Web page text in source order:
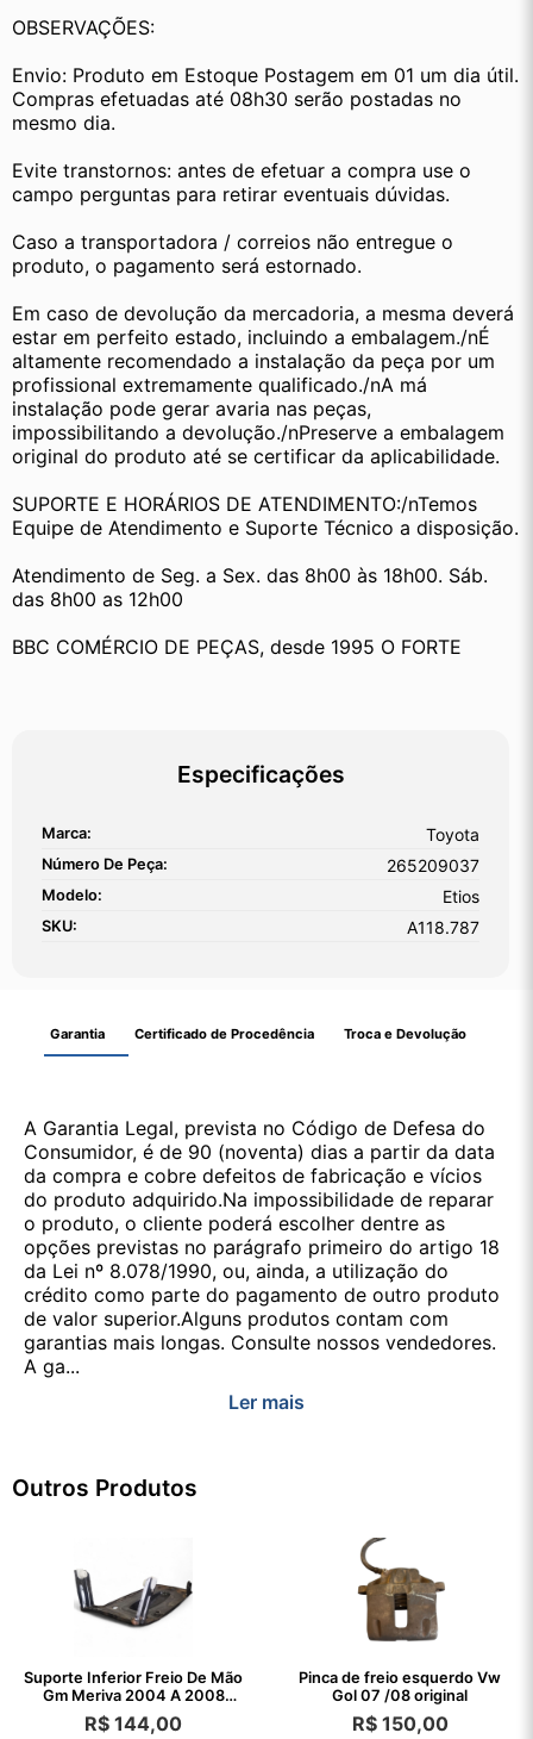
OBSERVAÇÕES:
Envio: Produto em Estoque Postagem em 01 um dia útil.
Compras efetuadas até 08h30 serão postadas no
mesmo dia.
Evite transtornos: antes de efetuar a compra use o
campo perguntas para retirar eventuais dúvidas.
Caso a transportadora / correios não entregue o
produto, o pagamento será estornado.
Em caso de devolução da mercadoria, a mesma deverá
estar em perfeito estado, incluindo a embalagem./nÉ
altamente recomendado a instalação da peça por um
profissional extremamente qualificado./nA má
instalação pode gerar avaria nas peças,
impossibilitando a devolução./nPreserve a embalagem
original do produto até se certificar da aplicabilidade.
SUPORTE E HORÁRIOS DE ATENDIMENTO:/nTemos
Equipe de Atendimento e Suporte Técnico a disposição.
Atendimento de Seg. a Sex. das 8h00 às 18h00. Sáb.
das 8h00 as 12h00
BBC COMÉRCIO DE PEÇAS, desde 1995 O FORTE
Especificações
Marca: Toyota
Número De Peça: 265209037
Modelo: Etios
SKU: A118.787
Garantia Certificado de Procedência Troca e Devolução
A Garantia Legal, prevista no Código de Defesa do
Consumidor, é de 90 (noventa) dias a partir da data
da compra e cobre defeitos de fabricação e vícios
do produto adquirido.Na impossibilidade de reparar
o produto, o cliente poderá escolher dentre as
opções previstas no parágrafo primeiro do artigo 18
da Lei nº 8.078/1990, ou, ainda, a utilização do
crédito como parte do pagamento de outro produto
de valor superior.Alguns produtos contam com
garantias mais longas. Consulte nossos vendedores.
A ga...
Ler mais
Outros Produtos
Suporte Inferior Freio De Mão
Gm Meriva 2004 A 2008
Original
R$ 144,00
Pinca de freio esquerdo Vw
Gol 07 /08 original
R$150,00